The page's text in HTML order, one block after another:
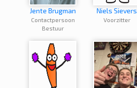
Jente Brugman
Contactpersoon
Bestuur
Niels Sievers
Voorzitter